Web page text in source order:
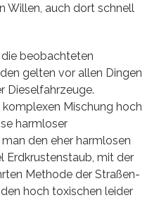
Willen, auch dort schnell
beobachteten
gelten vor allen Dingen
Dieselfahrzeuge.
Mischung hoch
harmloser
den eher harmlosen
Erdkrustenstaub, mit der
Methode der Straßen-
hoch toxischen leider